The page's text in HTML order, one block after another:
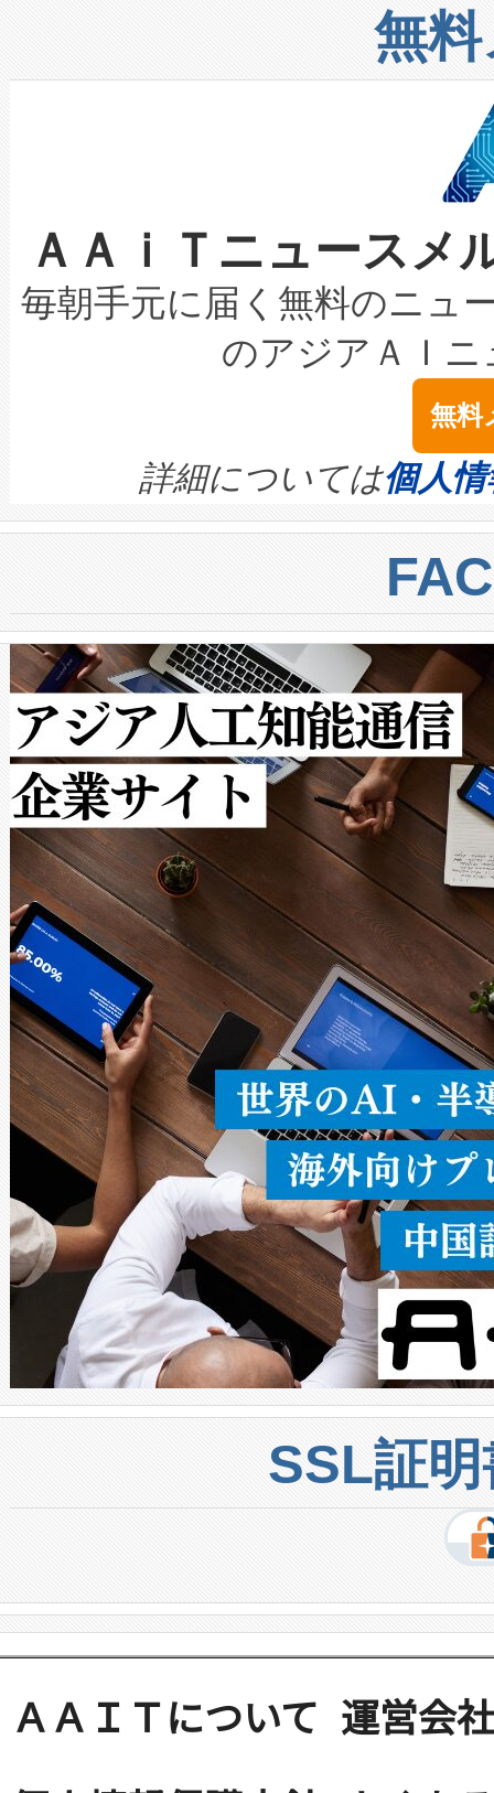
上げおよび商用化段階におけ
設備整備および立ち上げ調整
加組織は、Enzeneのバイオ
選定された製品について、自
取得できる可能性もあります
設には、3億～4億ドルかか
最高経営責任者（CEO）であ
す。「当社のfully-connected
ームを利用すれば、6,000万
きます。この効率性は、フェ
増加しているデータセンター
る電力網に大きな負担をかけ
事業者の負担軽減という課題
系統連系を迅速にし、ピーク
限を超えて利用可能な電力容
持できるよう貢献します。こ
ービスレベル契約（SLA）違
テリー性能の劣化によるダウ
念は、現在データセンターが
ます。 Voltaiq provides a
quality and reliability for AI
BESS stack to ensure battery
centers. Voltaiqは、ai&のAI
からシステム統合、試運転、
クルの各段階のデータを監視
[…]
リューション「Avia 2」を発
したAvia 2は、1,000メート
狭視野のFOVを切り替えるこ
ケーブル、枝などの細かな対
なレーザースポットにより、
な環境下でも豊かなディテー
キロメートル範囲を検出
LiDAR for Inspections,
は1535 nmレーザーを搭載。
イズの小径化を実現すること
す。ノーマルモードでは、
ートル先まで検出でき、これ
トに対して約600メートルに
では、反射率10％のターゲッ
で向上し、最大検知距離は
ットだけで最大1キロメート
ルの変電所周囲を監視でき、
作業と点群処理を簡素化でき
Avia 2は、2種類のFOVオプシ
× 80°のノーマルモード、長
ードを切り替えて使用するこ
ることなく、単一のデバイス
うにします。遠距離まで届く
密度なスキャ […]
無
ＡＡｉＴニュース
毎朝手元に届く無料のニュ
のアジアＡＩ
無料
詳細については個人
SSL証
ＡＡＩＴについて 運営会社